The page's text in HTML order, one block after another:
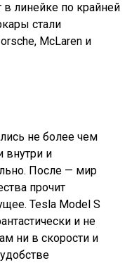
линейке по крайней
стали
McLaren и
не более чем
внутри и
После — мир
прочит
Tesla Model S
и не
ни в скорости и